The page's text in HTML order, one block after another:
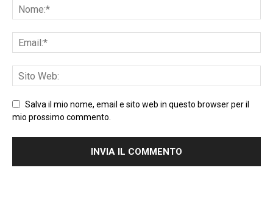
Salva il mio nome, email e sito web in questo browser per il
mio prossimo commento.